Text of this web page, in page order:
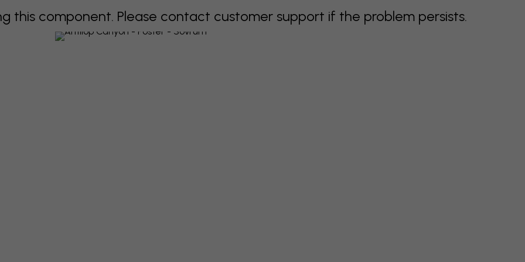
this component. Please contact customer support if the problem persists.